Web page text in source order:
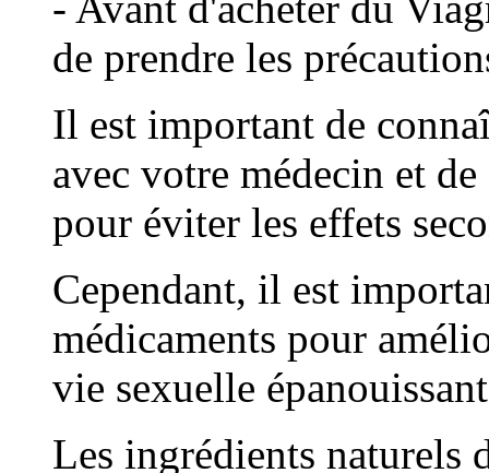
de prendre les
Il est important de
avec votre médecin et
pour éviter les effets
Cependant, il est
médicaments pour
vie sexuelle
Les ingrédients naturels